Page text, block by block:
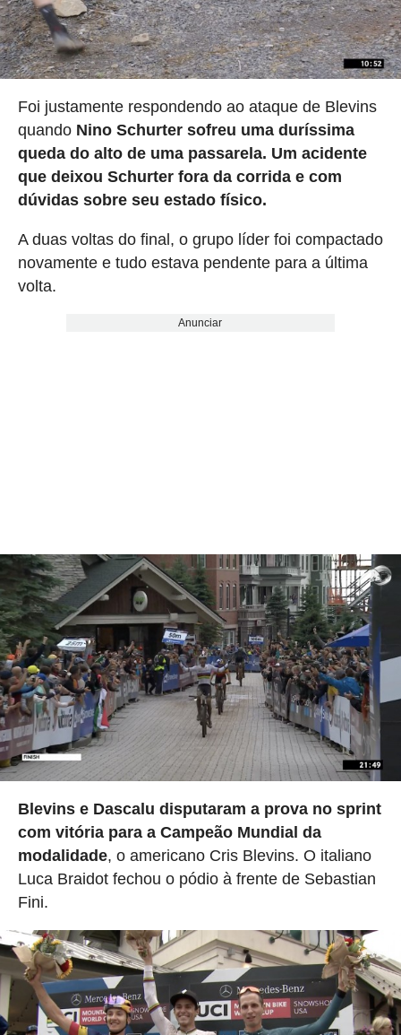
Foi justamente respondendo ao ataque de Blevins
quando Nino Schurter sofreu uma duríssima
queda do alto de uma passarela. Um acidente
que deixou Schurter fora da corrida e com
dúvidas sobre seu estado físico.
A duas voltas do final, o grupo líder foi compactado
novamente e tudo estava pendente para a última
volta.
Anunciar
Blevins e Dascalu disputaram a prova no sprint
com vitória para a Campeão Mundial da
modalidade, o americano Cris Blevins. O italiano
Luca Braidot fechou o pódio à frente de Sebastian
Fini.